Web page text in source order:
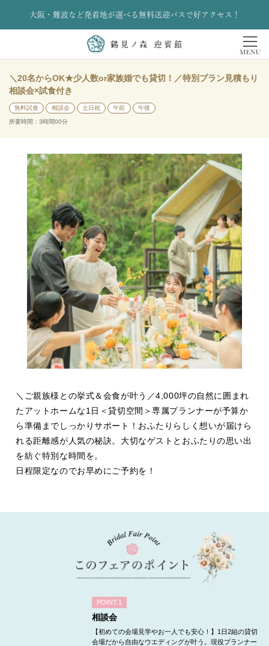
大阪・難波など発着地が選べる無料送迎バスで好アクセス！
＼20名からOK★少人数or家族婚でも貸切！／特別プラン見積もり
相談会×試食付き
無料試食 相談会 土日祝 午前 午後
所要時間：3時間00分
＼ご親族様との挙式＆会食が叶う／4,000坪の自然に囲まれ
たアットホームな1日＜貸切空間＞専属プランナーが予算か
ら準備までしっかりサポート！おふたりらしく想いが届けら
れる距離感が人気の秘訣。大切なゲストとおふたりの思い出
を紡ぐ特別な時間を。
日程限定なのでお早めにご予約を！
POINT.1
相談会
【初めての会場見学やお一人でも安心！】1日2組の貸切
会場だから自由なウエディングが叶う。現役プランナー